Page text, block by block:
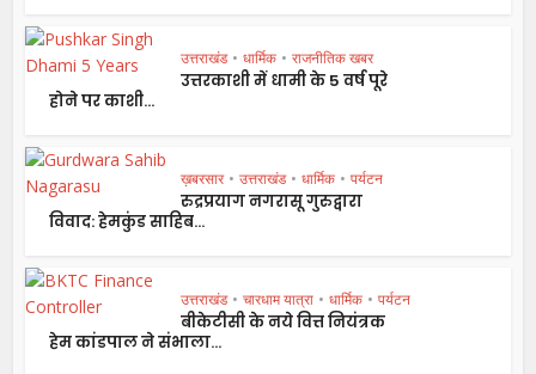
उत्तराखंड • धार्मिक • राजनीतिक खबर
उत्तरकाशी में धामी के 5 वर्ष पूरे
होने पर काशी...
ख़बरसार • उत्तराखंड • धार्मिक • पर्यटन
रुद्रप्रयाग नगरासू गुरुद्वारा
विवाद: हेमकुंड साहिब...
उत्तराखंड • चारधाम यात्रा • धार्मिक • पर्यटन
बीकेटीसी के नये वित्त नियंत्रक
हेम कांडपाल ने संभाला...